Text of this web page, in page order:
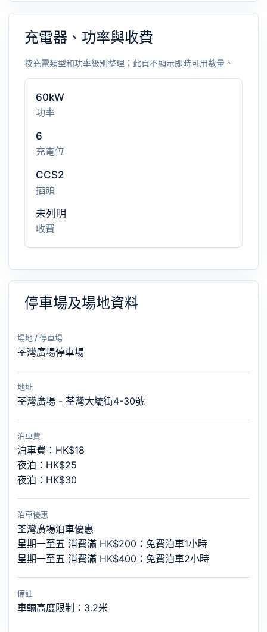
充電器、功率與收費
按充電類型和功率級別整理；此頁不顯示即時可用數量。
60kW
功率
6
充電位
CCS2
插頭
未列明
收費
停車場及場地資料
場地 / 停車場
荃灣廣場停車場
地址
荃灣廣場 - 荃灣大壩街4-30號
泊車費
泊車費：HK$18
夜泊：HK$25
夜泊：HK$30
泊車優惠
荃灣廣場泊車優惠
星期一至五 消費滿 HK$200：免費泊車1小時
星期一至五 消費滿 HK$400：免費泊車2小時
備註
車輛高度限制：3.2米